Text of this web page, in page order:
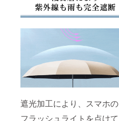
遮光加工により、スマホの
フラッシュライトを点けて